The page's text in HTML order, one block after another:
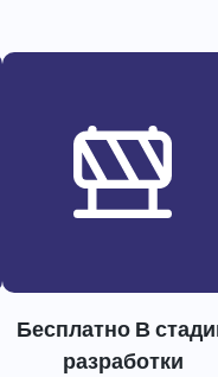
Бесплатно В
разработки